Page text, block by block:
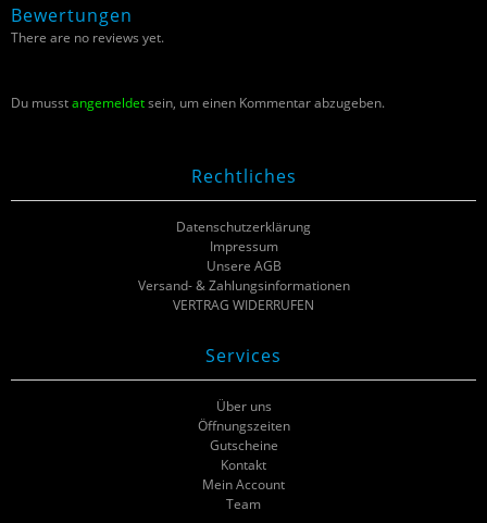
Bewertungen
There are no reviews yet.
Du musstangemeldetsein, um einen Kommentar abzugeben.
Rechtliches
Datenschutzerklärung
Impressum
Unsere AGB
Versand- & Zahlungsinformationen
VERTRAG WIDERRUFEN
Services
Über uns
Öffnungszeiten
Gutscheine
Kontakt
Mein Account
Team